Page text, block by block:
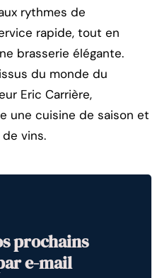
rythmes de
rapide, tout en
brasserie élégante.
du monde du
Eric Carrière,
une cuisine de saison et
vins.
prochains
e-mail